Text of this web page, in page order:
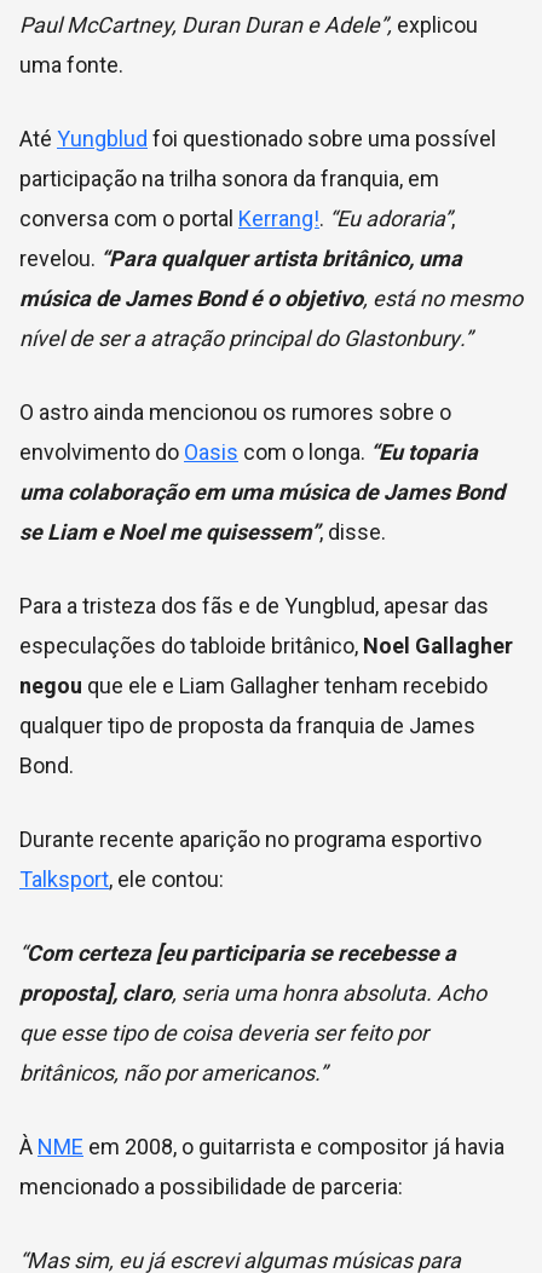
Paul McCartney, Duran Duran e Adele”, explicou
uma fonte.
Até Yungblud foi questionado sobre uma possível
participação na trilha sonora da franquia, em
conversa com o portal Kerrang!. “Eu adoraria”,
revelou. “Para qualquer artista britânico, uma
música de James Bond é o objetivo, está no mesmo
nível de ser a atração principaldo Glastonbury.”
O astro ainda mencionou os rumores sobre o
envolvimento do Oasis com o longa. “Eu toparia
uma colaboração em uma música de James Bond
se Liam e Noel me quisessem”, disse.
Para a tristeza dos fãs e de Yungblud, apesar das
especulações do tabloide britânico, Noel Gallagher
negou que ele e Liam Gallagher tenham recebido
qualquer tipo de proposta da franquia de James
Bond.
Durante recente aparição no programa esportivo
Talksport, ele contou:
“Com certeza [eu participaria se recebesse a
proposta], claro, seria uma honra absoluta. Acho
que esse tipo de coisa deveria ser feito por
britânicos, não por americanos.”
À NME em 2008, o guitarrista e compositor já havia
mencionado a possibilidade de parceria:
“Mas sim, eu já escrevi algumas músicas para